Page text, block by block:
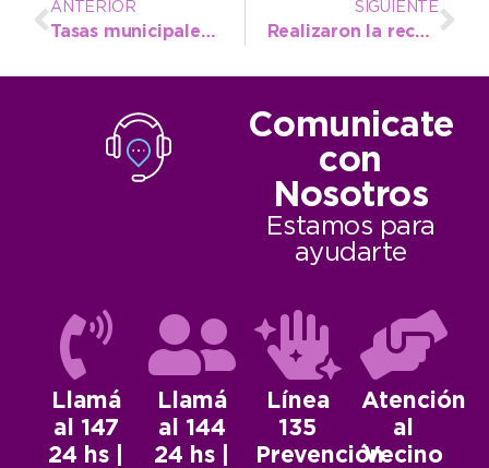
ANTERIOR
Tasas municipales y cuidado del ambiente: desde abril ya no se enviarán boletas impresas a los domicilios
SIGUIENTE
Realizaron la recomposición de losas de hormigón en el Barrio Arce
Comunicate
con
Nosotros
Estamos para
ayudarte
Llamá
al 147
24 hs |
Llamá
al 144
24 hs |
Línea
135
Prevención
Atención
al
Vecino